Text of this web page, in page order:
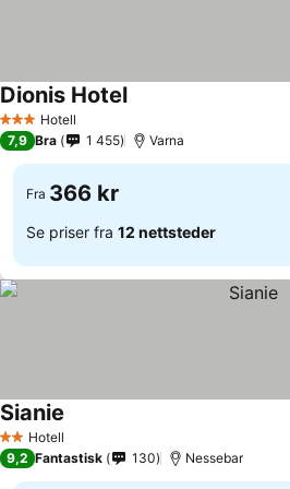
3 StjernerHotell
Dionis Hotel
7,9 Bra 1 455 Varna
Fra 366 kr
Se priser fra 12 nettsteder
2 Stjerner
Hotell
Sianie
9,2 Fantastisk 130 Nessebar